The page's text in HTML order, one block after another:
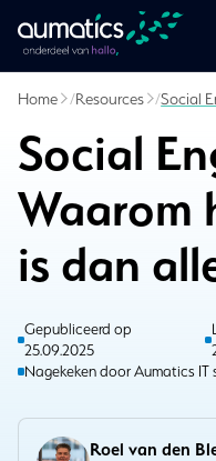
Home /Resources /Social
Social
Waarom
is dan
Gepubliceerd op
25.09.2025
Nagekeken door Aumatics IT
Roel van den